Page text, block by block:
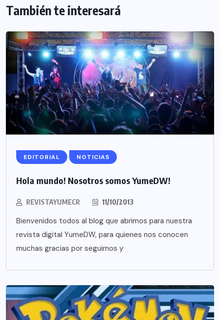
También te interesará
EDITORIAL NOTICIAS
Hola mundo! Nosotros somos YumeDW!
REVISTAYUMECR 11/10/2013
Bienvenidos todos al blog que abrimos para nuestra
revista digital YumeDW, para quienes nos conocen
muchas gracias por seguirnos y